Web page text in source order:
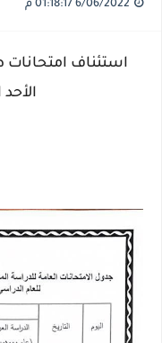
استئناف امتحانات
الأحد